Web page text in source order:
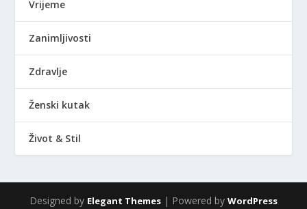
Vrijeme
Zanimljivosti
Zdravlje
Ženski kutak
Život & Stil
Designed by Elegant Themes | Powered by WordPress